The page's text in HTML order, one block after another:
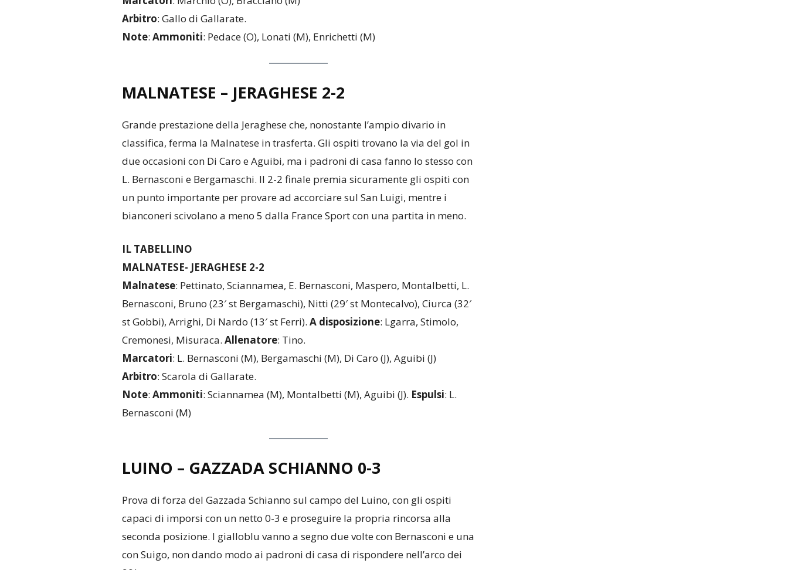
Arbitro: Gallo di Gallarate.
Note: Ammoniti: Pedace (O), Lonati (M), Enrichetti (M)
MALNATESE – JERAGHESE 2-2
Grande prestazione della Jeraghese che, nonostante l’ampio divario in
classifica, ferma la Malnatese in trasferta. Gli ospiti trovano la via del gol in
due occasioni con Di Caro e Aguibi, ma i padroni di casa fanno lo stesso con
L. Bernasconi e Bergamaschi. Il 2-2 finale premia sicuramente gli ospiti con
un punto importante per provare ad accorciare sul San Luigi, mentre i
bianconeri scivolano a meno 5 dalla France Sport con una partita in meno.
IL TABELLINO
MALNATESE- JERAGHESE 2-2
Malnatese: Pettinato, Sciannamea, E. Bernasconi, Maspero, Montalbetti, L.
Bernasconi, Bruno (23′ st Bergamaschi), Nitti (29′ st Montecalvo), Ciurca (32′
st Gobbi), Arrighi, Di Nardo (13′ st Ferri). A disposizione: Lgarra, Stimolo,
Cremonesi, Misuraca. Allenatore: Tino.
Marcatori: L. Bernasconi (M), Bergamaschi (M), Di Caro (J), Aguibi (J)
Arbitro: Scarola di Gallarate.
Note: Ammoniti: Sciannamea (M), Montalbetti (M), Aguibi (J). Espulsi: L.
Bernasconi (M)
LUINO – GAZZADA SCHIANNO 0-3
Prova di forza del Gazzada Schianno sul campo del Luino, con gli ospiti
capaci di imporsi con un netto 0-3 e proseguire la propria rincorsa alla
seconda posizione. I gialloblu vanno a segno due volte con Bernasconi e una
con Suigo, non dando modo ai padroni di casa di rispondere nell’arco dei